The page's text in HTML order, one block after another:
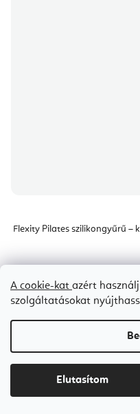
A cookie-kat azért
szolgáltatásokat
Elutasítom
Flexity Pilates szilikongyűrű –